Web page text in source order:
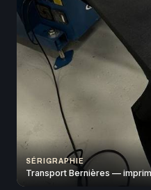
SÉRIGRAPHIE
Transport Bernières —